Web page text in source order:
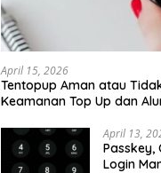
April 15, 2026
Tentopup Aman atau
Keamanan Top Up dan
April 13,
Passkey,
Login